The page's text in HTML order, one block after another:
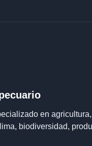
en
biodiversidad,